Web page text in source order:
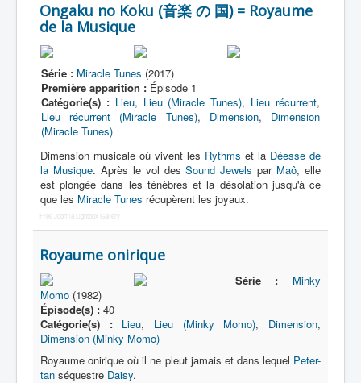
Ongaku no Koku (音楽 の 国) = Royaume
de la Musique
Série : Miracle Tunes (2017)
Première apparition : Épisode 1
Catégorie(s) : Lieu, Lieu (Miracle Tunes), Lieu récurrent,
Lieu récurrent (Miracle Tunes), Dimension, Dimension
(Miracle Tunes)
Dimension musicale où vivent les Rythms et la Déesse de
la Musique. Après le vol desSound Jewels par Maô, elle
est plongée dans les ténèbres et la désolation jusqu'à ce
que les Miracle Tunes récupèrent les joyaux.
Free Joomla Lightbox Gallery
Royaume onirique
Série :
Minky
Momo (1982)
Épisode(s) : 40
Catégorie(s) :
Lieu, Lieu (Minky Momo), Dimension,
Dimension (Minky Momo)
Royaume onirique où il ne pleut jamais et dans lequel Peter-
tan séquestre Daisy.